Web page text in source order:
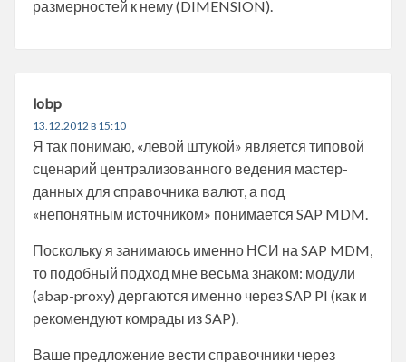
размерностей к нему (DIMENSION).
lobp
13.12.2012 в 15:10
Я так понимаю, «левой штукой» является типовой
сценарий централизованного ведения мастер-
данных для справочника валют, а под
«непонятным источником» понимается SAP MDM.
Поскольку я занимаюсь именно НСИ на SAP MDM,
то подобный подход мне весьма знаком: модули
(abap-proxy) дергаются именно через SAP PI (как и
рекомендуют комрады из SAP).
Ваше предложение вести справочники через